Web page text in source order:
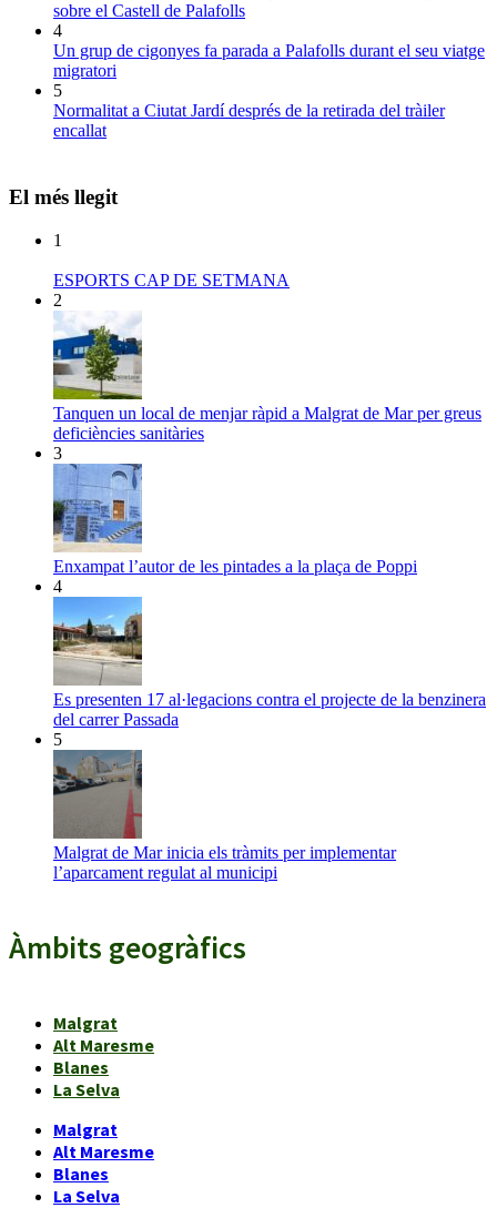
sobre el Castell de Palafolls
4
Un grup de cigonyes fa parada a Palafolls durant el seu viatge
migratori
5
Normalitat a Ciutat Jardí després de la retirada del tràiler
encallat
El més llegit
1
ESPORTS CAP DE SETMANA
2
Tanquen un local de menjar ràpid a Malgrat de Mar per greus
deficiències sanitàries
3
Enxampat l’autor de les pintades a la plaça de Poppi
4
Es presenten 17 al·legacions contra el projecte de la benzinera
del carrer Passada
5
Malgrat de Mar inicia els tràmits per implementar
l’aparcament regulat al municipi
Àmbits geogràfics
Malgrat
Alt Maresme
Blanes
La Selva
Malgrat
Alt Maresme
Blanes
La Selva